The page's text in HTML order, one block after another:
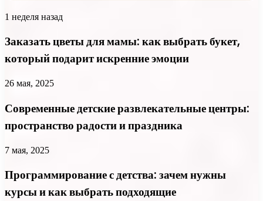
1 неделя назад
Заказать цветы для мамы: как выбрать букет,
который подарит искренние эмоции
26 мая, 2025
Современные детские развлекательные центры:
пространство радости и праздника
7 мая, 2025
Программирование с детства: зачем нужны
курсы и как выбрать подходящие